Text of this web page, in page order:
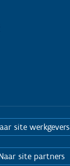
site werkgevers
site partners